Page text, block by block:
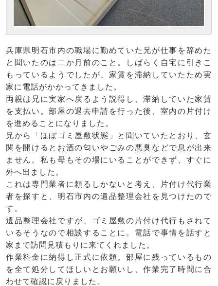
兵庫県明石市内の職場に勤めていた兄が仕事を辞めた
と聞いたのは二か月前のこと。しばらく自宅に引きこ
もっているようでしたが、家賃を滞納していたため実
家に電話がかかってきました。
両親は兄に実家へ戻るよう説得し、滞納していた家賃
を支払い。部屋の退去申請を行った後、室内の片付け
を進めることになりました。
兄から「ほぼゴミ屋敷状態」と聞いていたとおり、玄
関を開けるとお酒の匂いやごみの悪臭などで息が出来
ません。私も母もその場にいることができず、すぐに
外へ出ました。
これは専門業者に頼るしかないと考え、片付け代行業
者を探すと、明石市内の遺品整理会社を見つけたので
す。
遺品整理会社ですが、ゴミ屋敷の片付け代行もされて
いるそうなので相談することに。電話で事情を話すと
家まで訪問見積もりに来てくれました。
作業料金に納得し正式に依頼。部屋に残っているもの
を全て処分してほしいとお願いし、作業完了時間に合
わせて確認に戻りました。